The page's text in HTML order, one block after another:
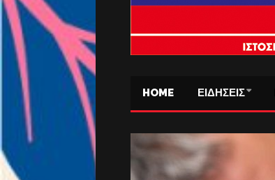
HOME ΕΙΔΗΣΕΙΣ